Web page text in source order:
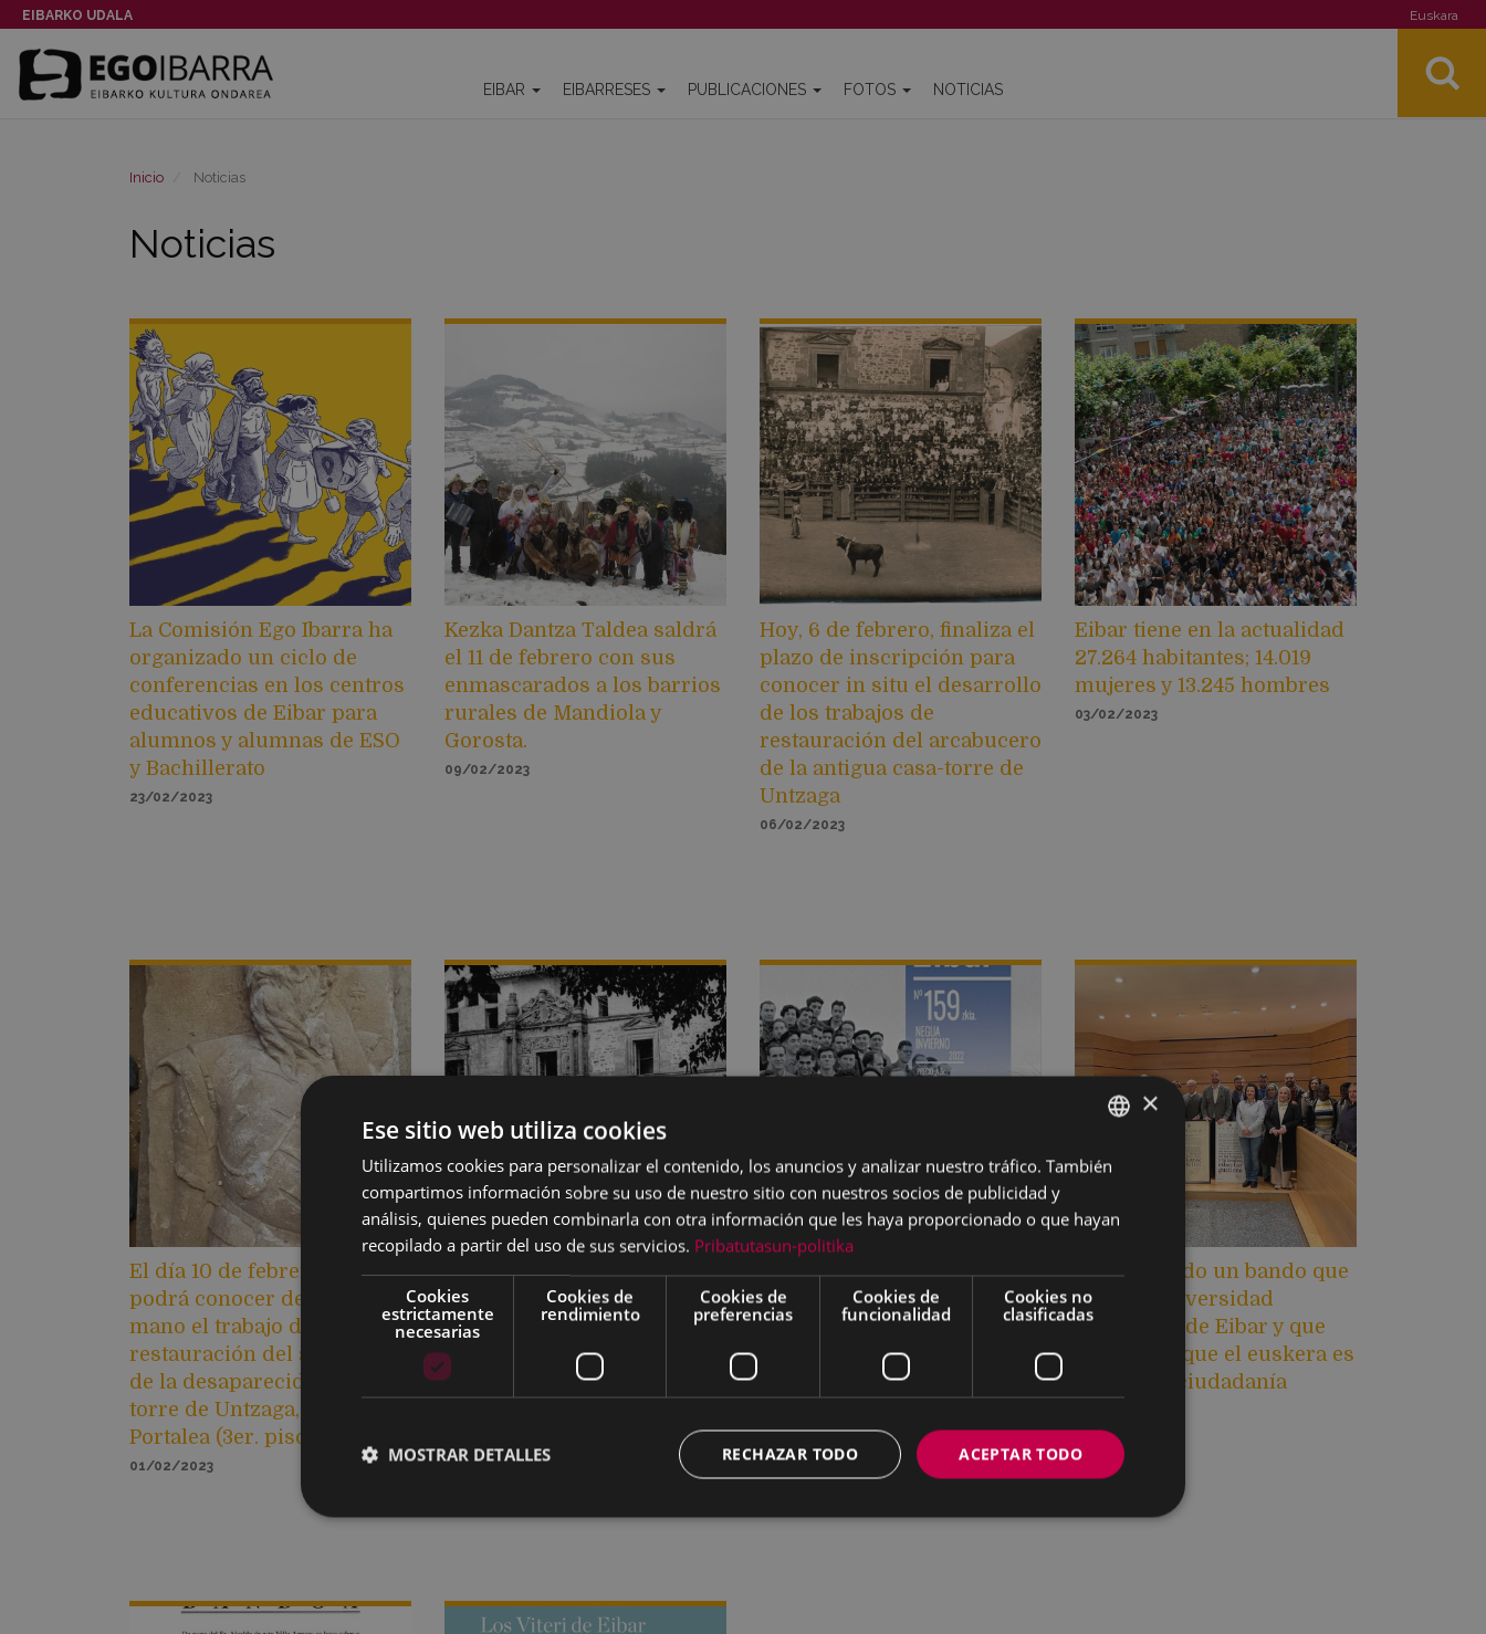
EIBARKO UDALA Euskara
EIBAR EIBARRESES PUBLICACIONES FOTOS NOTICIAS
Inicio Noticias
Noticias
La Comisión Ego Ibarra ha
organizado un ciclo de
conferencias en los centros
educativos de Eibar para
alumnos y alumnas de ESO
y Bachillerato
23/02/2023
Kezka Dantza Taldea saldrá
el 11 de febrero con sus
enmascarados a los barrios
rurales de Mandiola y
Gorosta.
09/02/2023
Hoy, 6 de febrero, finaliza el
plazo de inscripción para
conocer in situ el desarrollo
de los trabajos de
restauración del arcabucero
de la antigua casa-torre de
Untzaga
06/02/2023
Eibar tiene en la actualidad
27.264 habitantes; 14.019
mujeres y 13.245 hombres
03/02/2023
El día 10 de febrero se
podrá conocer de primera
mano el trabajo de
restauración del arcabucero
de la desaparecida casa-
torre de Untzaga, en
Portalea (3er. piso)
01/02/2023
La figura del arcabucero
que decoraba el balcón de la
fachada principal de la
desaparecida casa-torre de
los Orbea en Untzaga
24/01/2023
El último número de la
revista Eibar (159), que
corresponde al invierno del
2022, ya está en la calle y en
Se ha editado un bando que
refleja la diversidad
lingüística de Eibar y que
reivindica que el euskera es
de toda la ciudadanía
21/12/2022
BASQUE
×
Ese sitio web utiliza cookies
Utilizamos cookies para personalizar el contenido, los anuncios y analizar nuestro tráfico. También
compartimos información sobre su uso de nuestro sitio con nuestros socios de publicidad y
análisis, quienes pueden combinarla con otra información que les haya proporcionado o que hayan
recopilado a partir del uso de sus servicios. Pribatutasun-politika
Cookies
estrictamente
necesarias
Cookies de
rendimiento
Cookies de
preferencias
Cookies de
funcionalidad
Cookies no
clasificadas
ACEPTAR TODO
RECHAZAR TODO
MOSTRAR DETALLES